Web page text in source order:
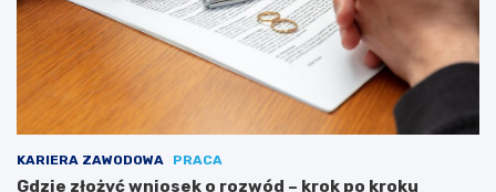
KARIERA ZAWODOWA PRACA
Gdzie złożyć wniosek o rozwód – krok po kroku